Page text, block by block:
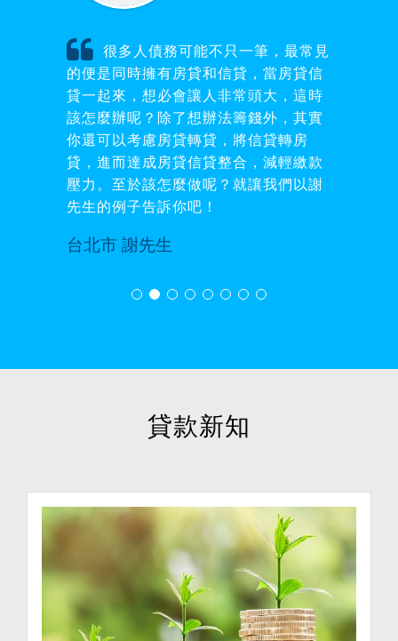
很多人債務可能不只一筆，最常見
的便是同時擁有房貸和信貸，當房貸信
貸一起來，想必會讓人非常頭大，這時
該怎麼辦呢？除了想辦法籌錢外，其實
你還可以考慮房貸轉貸，將信貸轉房
貸，進而達成房貸信貸整合，減輕繳款
壓力。至於該怎麼做呢？就讓我們以謝
先生的例子告訴你吧！
台北市 謝先生
貸款新知